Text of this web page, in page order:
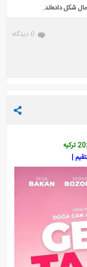
شکل داده‌اند.
0 دیدگاه